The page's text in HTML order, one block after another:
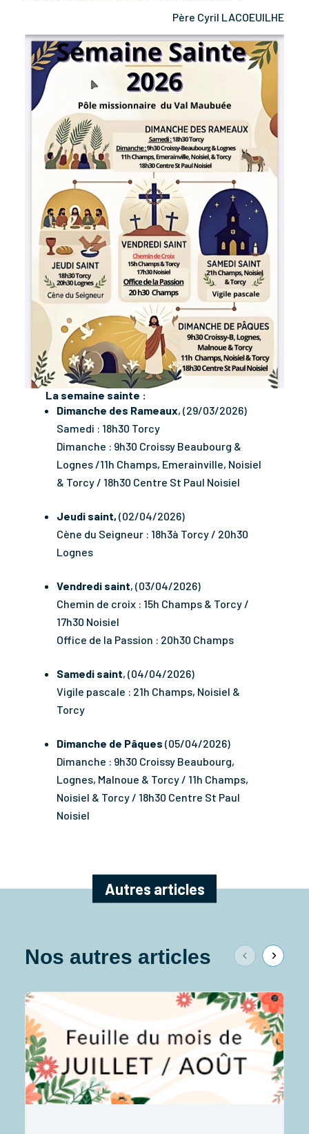
Père Cyril LACOEUILHE
La semaine sainte :
Dimanche des Rameaux, (29/03/2026)
Samedi : 18h30 Torcy
Dimanche : 9h30 Croissy Beaubourg &
Lognes /11h Champs, Emerainville, Noisiel
& Torcy / 18h30 Centre St Paul Noisiel
Jeudi saint,(02/04/2026)
Cène du Seigneur : 18h3à Torcy / 20h30
Lognes
Vendredi saint, (03/04/2026)
Chemin de croix : 15h Champs & Torcy /
17h30 Noisiel
Office de la Passion : 20h30 Champs
Samedi saint, (04/04/2026)
Vigile pascale : 21h Champs, Noisiel &
Torcy
Dimanche de Pâques (05/04/2026)
Dimanche : 9h30 Croissy Beaubourg,
Lognes, Malnoue & Torcy / 11h Champs,
Noisiel & Torcy / 18h30 Centre St Paul
Noisiel
Autres articles
Nos autres articles